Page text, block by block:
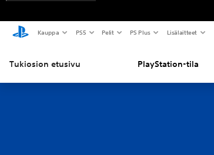
Kauppa PS5 Pelit PS Plus Lisälaitteet
Tukiosion etusivu PlayStation-tila